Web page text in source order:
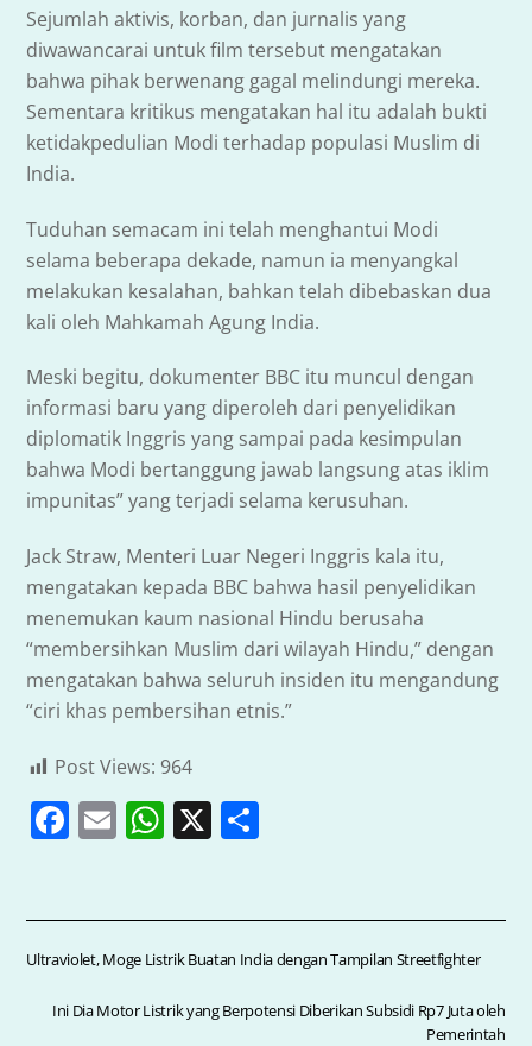
Sejumlah aktivis, korban, dan jurnalis yang
diwawancarai untuk film tersebut mengatakan
bahwa pihak berwenang gagal melindungi mereka.
Sementara kritikus mengatakan hal itu adalah bukti
ketidakpedulian Modi terhadap populasi Muslim di
India.
Tuduhan semacam ini telah menghantui Modi
selama beberapa dekade, namun ia menyangkal
melakukan kesalahan, bahkan telah dibebaskan dua
kali oleh Mahkamah Agung India.
Meski begitu, dokumenter BBC itu muncul dengan
informasi baru yang diperoleh dari penyelidikan
diplomatik Inggris yang sampai pada kesimpulan
bahwa Modi bertanggung jawab langsung atas iklim
impunitas” yang terjadi selama kerusuhan.
Jack Straw, Menteri Luar Negeri Inggris kala itu,
mengatakan kepada BBC bahwa hasil penyelidikan
menemukan kaum nasional Hindu berusaha
“membersihkan Muslim dari wilayah Hindu,” dengan
mengatakan bahwa seluruh insiden itu mengandung
“ciri khas pembersihan etnis.”
Post Views: 964
F
e
b
o
E
l
W
s
A
p
X
e
Ultraviolet, Moge Listrik Buatan India dengan Tampilan Streetfighter
Ini Dia Motor Listrik yang Berpotensi Diberikan Subsidi Rp7 Juta oleh
Pemerintah